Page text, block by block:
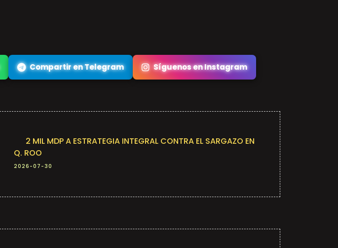
Compartir en Telegram Síguenos en Instagram
2 MIL MDP A ESTRATEGIA INTEGRAL CONTRA EL SARGAZO EN
Q. ROO
2026-07-30